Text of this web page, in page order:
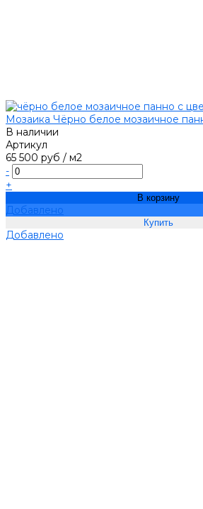
Мозаика Чёрно белое мозаичное
В наличии
Артикул
65 500 руб / м2
-
+
В корзину
Добавлено
Добавлено